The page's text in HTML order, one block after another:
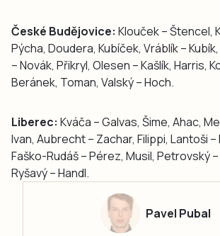
České Budějovice: Klouček – Štencel,
Pýcha, Doudera, Kubíček, Vráblík –
– Novák, Přikryl, Olesen – Kašlík, Harris,
Beránek, Toman, Valský – Hoch.
Liberec: Kváča – Galvas, Šime, Ahac,
Ivan, Aubrecht – Zachar, Filippi, Lantoši –
Faško-Rudáš – Pérez, Musil, Petrovský –
Ryšavý – Handl.
Pavel Pubal